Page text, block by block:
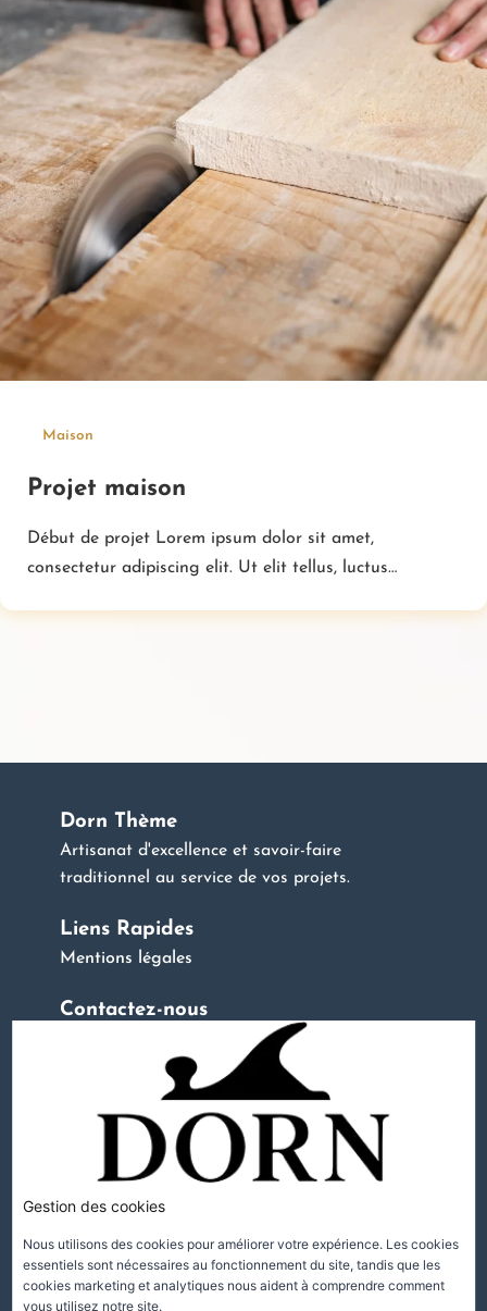
Maison
Projet maison
Début de projet Lorem ipsum dolor sit amet,
consectetur adipiscing elit. Ut elit tellus, luctus…
Dorn Thème
Artisanat d'excellence et savoir-faire
traditionnel au service de vos projets.
Liens Rapides
Mentions légales
Contactez-nous
123 Rue de l'Artisan, 56100 Lorient
06 66 66 66 66
artisant@mail.com
Horaires d'ouverture
Lundi - Vendredi 8h00 - 18h00
Samedi 9h00 - 12h00
Suivez-nous
Gestion des cookies
Nous utilisons des cookies pour améliorer votre expérience. Les cookies
essentiels sont nécessaires au fonctionnement du site, tandis que les
cookies marketing et analytiques nous aident à comprendre comment
vous utilisez notre site.